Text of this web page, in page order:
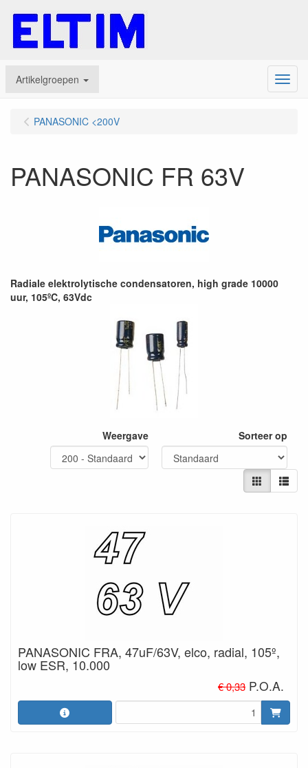
Artikelgroepen Menu
PANASONIC <200V
PANASONIC FR 63V
Radiale elektrolytische condensatoren, high grade 10000
uur, 105ºC, 63Vdc
Weergave Sorteer op
PANASONIC FRA, 47uF/63V, elco, radial, 105º,
low ESR, 10.000
€ 0,33 P.O.A.